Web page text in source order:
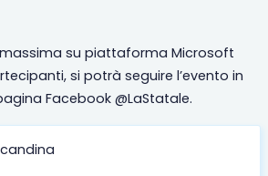
su piattaforma Microsoft
si potrà seguire l’evento in
Facebook @LaStatale.